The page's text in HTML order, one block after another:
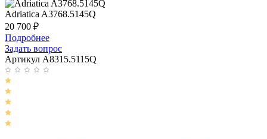
Adriatica A3768.5145Q
20 700 ₽
Подробнее
Задать вопрос
Артикул A8315.5115Q